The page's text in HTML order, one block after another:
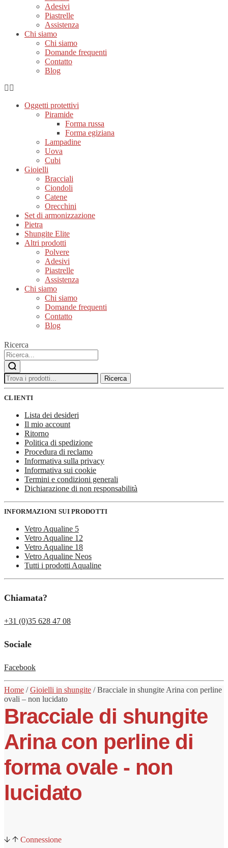
Adesivi
Piastrelle
Assistenza
Chi siamo
Chi siamo
Domande frequenti
Contatto
Blog
Oggetti protettivi
Piramide
Forma russa
Forma egiziana
Lampadine
Uova
Cubi
Gioielli
Bracciali
Ciondoli
Catene
Orecchini
Set di armonizzazione
Pietra
Shungite Elite
Altri prodotti
Polvere
Adesivi
Piastrelle
Assistenza
Chi siamo
Chi siamo
Domande frequenti
Contatto
Blog
Ricerca
Ricerca
per:
Ricerca
CLIENTI
Lista dei desideri
Il mio account
Ritorno
Politica di spedizione
Procedura di reclamo
Informativa sulla privacy
Informativa sui cookie
Termini e condizioni generali
Dichiarazione di non responsabilità
INFORMAZIONI SUI PRODOTTI
Vetro Aqualine 5
Vetro Aqualine 12
Vetro Aqualine 18
Vetro Aqualine Neos
Tutti i prodotti Aqualine
Chiamata?
+31 (0)35 628 47 08
Sociale
Facebook
Home /Gioielli in shungite /Bracciale in shungite Arina con perline
ovali – non lucidato
Bracciale di shungite
Arina con perline di
forma ovale - non
lucidato
Connessione